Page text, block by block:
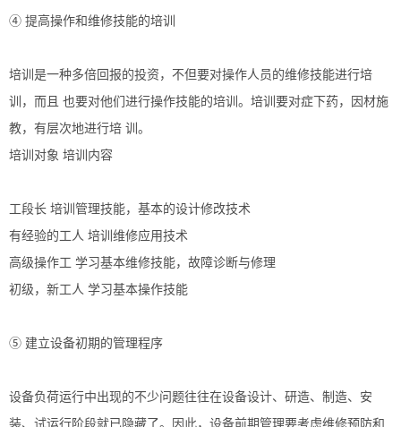
④ 提高操作和维修技能的培训
培训是一种多倍回报的投资，不但要对操作人员的维修技能进行培
训，而且 也要对他们进行操作技能的培训。培训要对症下药，因材施
教，有层次地进行培 训。
培训对象 培训内容
工段长 培训管理技能，基本的设计修改技术
有经验的工人 培训维修应用技术
高级操作工 学习基本维修技能，故障诊断与修理
初级，新工人 学习基本操作技能
⑤ 建立设备初期的管理程序
设备负荷运行中出现的不少问题往往在设备设计、研造、制造、安
装、试运行阶段就已隐藏了。因此，设备前期管理要考虑维修预防和